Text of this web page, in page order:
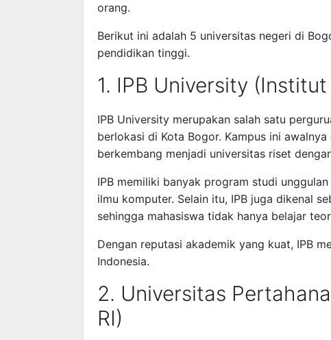
orang.
Berikut ini adalah 5 universitas negeri di
pendidikan tinggi.
1. IPB University
IPB University merupakan salah satu
berlokasi di Kota Bogor. Kampus ini
berkembang menjadi universitas riset
IPB memiliki banyak program studi
ilmu komputer. Selain itu, IPB juga dikenal
sehingga mahasiswa tidak hanya belajar
Dengan reputasi akademik yang kuat, IPB
Indonesia.
2. Universitas
RI)